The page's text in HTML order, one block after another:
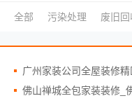
全部 污染处理 废旧回
广州家装公司全屋装修精